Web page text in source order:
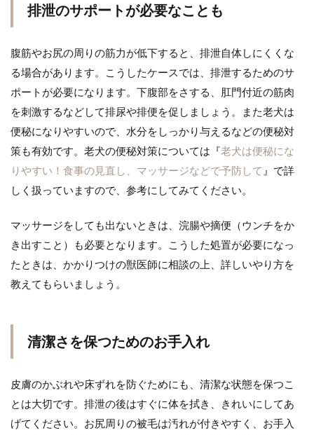
排泄のサポートが必要なことも
腹筋やお尻の周りの筋力が低下すると、排泄自体しにくくな
る場合があります。こうしたケースでは、排泄するためのサ
ポートが必要になります。下腹部をさする、肛門付近の筋肉
を刺激するなどして排尿や排便を促しましょう。また老犬は
便秘になりやすいので、水分をしっかり与えるなどの便秘対
策も有効です。老犬の便秘対策については『老犬は便秘にな
りやすい！食事の見直し、マッサージなどで予防して 』で詳
しく扱っていますので、参考にしてみてください。
マッサージをしても出ないときは、浣腸や摘便（ウンチをか
き出すこと）も必要となります。こうした処置が必要になっ
たときは、かかりつけの獣医師に相談の上、詳しいやり方を
教えてもらいましょう。
清潔さを保つためのお手入れ
皮膚のかぶれや床ずれを防ぐためにも、清潔な状態を保つこ
とは大切です。排泄の後はすぐに体を拭き、きれいにしてあ
げてください。お尻周りの被毛は汚れが付きやすく、お手入